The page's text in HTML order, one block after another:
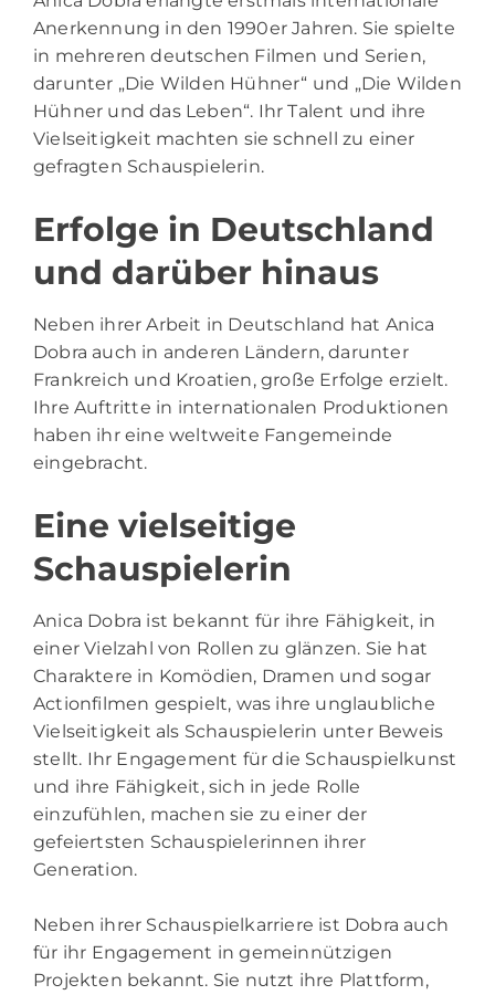
Anerkennung in den 1990er Jahren. Sie spielte
in mehreren deutschen Filmen und Serien,
darunter „Die Wilden Hühner“ und „Die Wilden
Hühner und das Leben“. Ihr Talent und ihre
Vielseitigkeit machten sie schnell zu einer
gefragten Schauspielerin.
Erfolge in Deutschland
und darüber hinaus
Neben ihrer Arbeit in Deutschland hat Anica
Dobra auch in anderen Ländern, darunter
Frankreich und Kroatien, große Erfolge erzielt.
Ihre Auftritte in internationalen Produktionen
haben ihr eine weltweite Fangemeinde
eingebracht.
Eine vielseitige
Schauspielerin
Anica Dobra ist bekannt für ihre Fähigkeit, in
einer Vielzahl von Rollen zu glänzen. Sie hat
Charaktere in Komödien, Dramen und sogar
Actionfilmen gespielt, was ihre unglaubliche
Vielseitigkeit als Schauspielerin unter Beweis
stellt. Ihr Engagement für die Schauspielkunst
und ihre Fähigkeit, sich in jede Rolle
einzufühlen, machen sie zu einer der
gefeiertsten Schauspielerinnen ihrer
Generation.
Neben ihrer Schauspielkarriere ist Dobra auch
für ihr Engagement in gemeinnützigen
Projekten bekannt. Sie nutzt ihre Plattform,